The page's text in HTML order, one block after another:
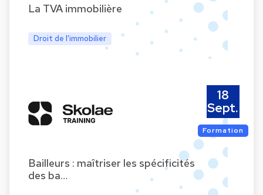
La TVA immobilière
Droit de l'immobilier
Bailleurs : maîtriser les spécificités
des ba…
18
Sept.
Formation